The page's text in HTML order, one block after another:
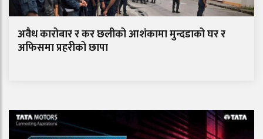
अवैध कारोबार र कर छलीको आशंकामा मुन्दडाको घर र
अफिसमा प्रहरीको छापा